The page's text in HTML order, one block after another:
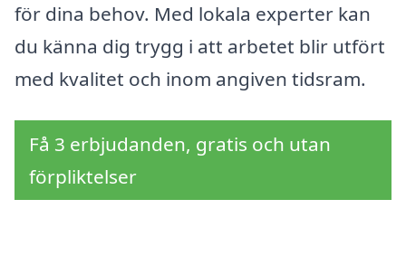
för dina behov. Med lokala experter kan
du känna dig trygg i att arbetet blir utfört
med kvalitet och inom angiven tidsram.
Få 3 erbjudanden, gratis och utan
förpliktelser